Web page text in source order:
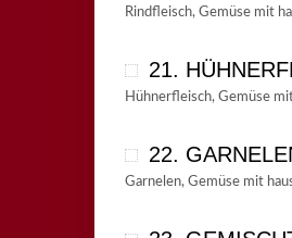
Rindfleisch, Gemüse mit
21.
Hühnerfleisch, Gemüse
22.
Garnelen, Gemüse mit